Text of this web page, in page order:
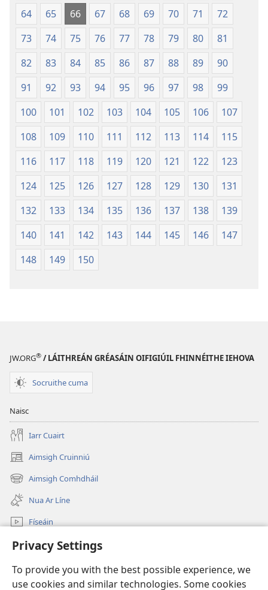
Privacy Settings
To provide you with the best possible experience, we
use cookies and similar technologies. Some cookies
64
65 66 67 68 69 70 71
72
73
74 75 76 77 78 79 80
81
82
83 84 85 86 87 88 89
90
91
92 93 94 95 96 97 98
99
100
101 102 103 104 105 106
107
108
109 110 111 112 113 114
115
116
117 118 119 120 121 122
123
124
125 126 127 128 129 130
131
132
133 134 135 136 137 138
139
140
141 142 143 144 145 146
147
148
149 150
JW.ORG® / LÁITHREÁN GRÉASÁIN OIFIGIÚIL FHINNÉITHE IEHOVA
Socruithe cuma
Naisc
Iarr Cuairt
Aimsigh Cruinniú
(opens
new
window)
Aimsigh Comhdháil
(opens
new
window)
Nua Ar Líne
Físeáin
Cuardaigh
Síntiúis
(opens